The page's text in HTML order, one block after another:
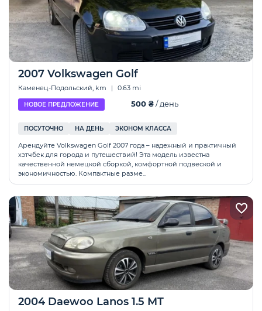
2007 Volkswagen Golf
Каменец-Подольский, km | 0.63 mi
НОВОЕ ПРЕДЛОЖЕНИЕ 500 ₴/ день
ПОСУТОЧНО НА ДЕНЬ ЭКОНОМ КЛАССА
Арендуйте Volkswagen Golf 2007 года – надежный и практичный
хэтчбек для города и путешествий! Эта модель известна
качественной немецкой сборкой, комфортной подвеской и
экономичностью. Компактные разме...
2004 Daewoo Lanos 1.5 MT